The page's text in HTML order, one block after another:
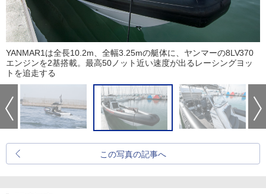
YANMAR1は全長10.2m、全幅3.25mの艇体に、ヤンマーの8LV370
エンジンを2基搭載。最高50ノット近い速度が出るレーシングヨッ
トを追走する
この写真の記事へ